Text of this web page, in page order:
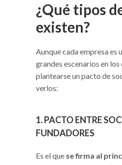
¿Qué tipos
existen?
Aunque cada empresa es
grandes escenarios en los
plantearse un pacto de
verlos:
1. PACTO ENTRE
FUNDADORES
Es el que se firma al